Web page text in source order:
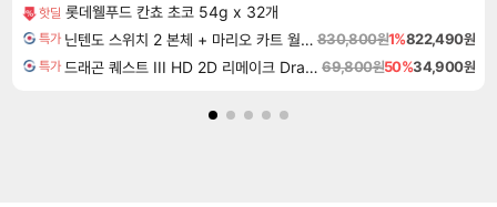
핫딜 롯데웰푸드 칸쵸 초코 54g x 32개
특가 닌텐도 스위치 2 본체 + 마리오 카트 월드 + 슈퍼 마리오 파티 잼버리 닌텐도 스위치 2 에디션 + 잼버리 TV 번들 830,800원1%822,490원
특가 드래곤 퀘스트 III HD 2D 리메이크 Dragon Quest III HD 2D Remake 69,800원50%34,900원